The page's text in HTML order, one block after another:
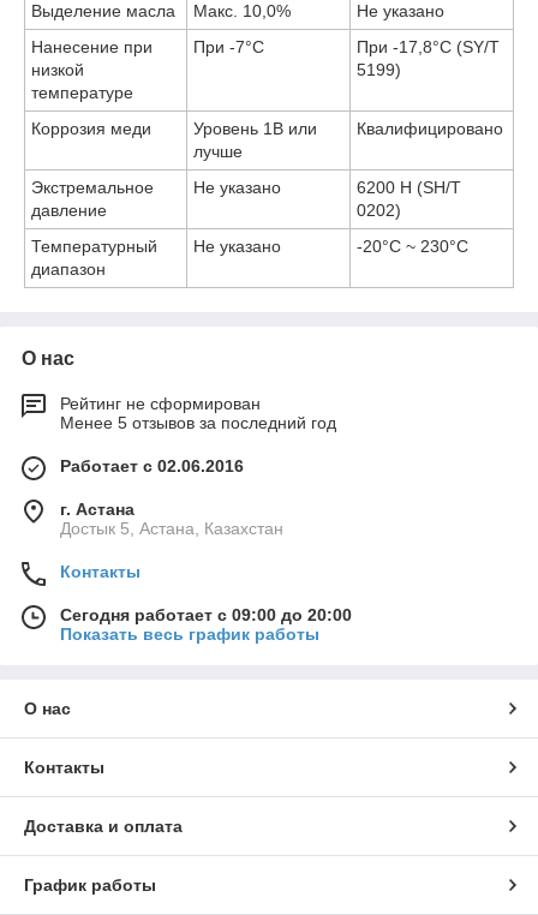
Выделение масла
Макс. 10,0%
Не указано
Нанесение при
низкой
температуре
При -7°C
При -17,8°C (SY/T
5199)
Коррозия меди
Уровень 1B или
лучше
Квалифицировано
Экстремальное
давление
Не указано
6200 Н (SH/T
0202)
Температурный
диапазон
Не указано -20°C ~ 230°C
О нас
Рейтинг не сформирован
Менее 5 отзывов за последний год
Работает с 02.06.2016
г. Астана
Достык 5, Астана, Казахстан
Контакты
Сегодня работает с 09:00 до 20:00
Показать весь график работы
О нас
Контакты
Доставка и оплата
График работы